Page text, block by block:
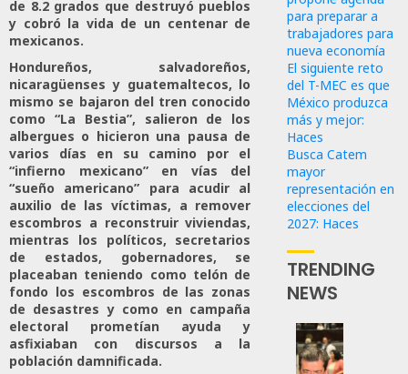
de 8.2 grados que destruyó pueblos
y cobró la vida de un centenar de
mexicanos.
Hondureños, salvadoreños,
nicaragüenses y guatemaltecos, lo
mismo se bajaron del tren conocido
como “La Bestia”, salieron de los
albergues o hicieron una pausa de
varios días en su camino por el
“infierno mexicano” en vías del
“sueño americano” para acudir al
auxilio de las víctimas, a remover
escombros a reconstruir viviendas,
mientras los políticos, secretarios
de estados, gobernadores, se
placeaban teniendo como telón de
fondo los escombros de las zonas
de desastres y como en campaña
electoral prometían ayuda y
asfixiaban con discursos a la
población damnificada.
para preparar a
trabajadores para
nueva economía
El siguiente reto
del T-MEC es que
México produzca
más y mejor:
Haces
Busca Catem
mayor
representación en
elecciones del
2027: Haces
TRENDING
NEWS